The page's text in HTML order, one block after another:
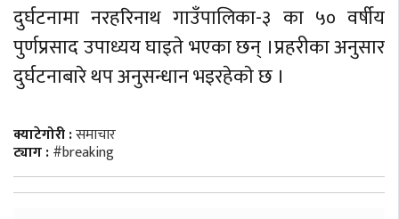
दुर्घटनामा नरहरिनाथ गाउँपालिका-३ का ५० वर्षीय
पुर्णप्रसाद उपाध्यय घाइते भएका छन् ।प्रहरीका अनुसार
दुर्घटनाबारे थप अनुसन्धान भइरहेकाे छ ।
क्याटेगोरी :समाचार
ट्याग :#breaking